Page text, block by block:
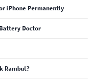
iPhone Permanently
Doctor
Rambut?